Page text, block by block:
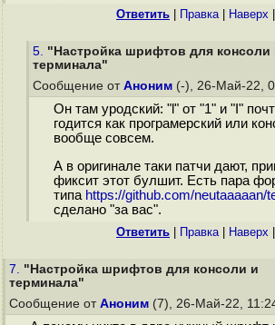
Ответить Правка| Наверх
5. "Настройка шрифтов для консоли
терминала"
Сообщение от Аноним (-), 26-Май-22,
Он там уродский: "l" от "1" и "I"
годится как програмерский или
вообще совсем.
А в оригинале таки патчи дают,
фиксит этот булшит. Есть пара
типа https://github.com/neutaaaaan/
сделано "за вас".
Ответить Правка| Наверх
7. "Настройка шрифтов для консоли и
терминала"
Сообщение от Аноним (7), 26-Май-22,